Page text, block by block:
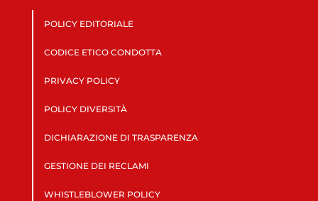
POLICY EDITORIALE
CODICE ETICO CONDOTTA
PRIVACY POLICY
POLICY DIVERSITÀ
DICHIARAZIONE DI TRASPARENZA
GESTIONE DEI RECLAMI
WHISTLEBLOWER POLICY